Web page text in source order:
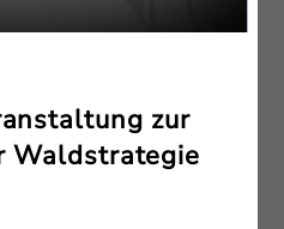
zur
Waldstrategie